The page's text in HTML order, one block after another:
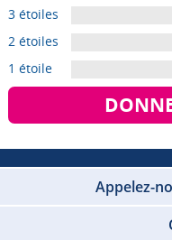
3 étoiles
2 étoiles
1 étoile
Appelez-